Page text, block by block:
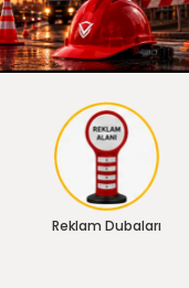
Reklam Dubaları